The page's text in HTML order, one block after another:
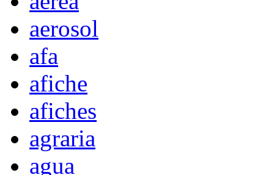
aerosol
afa
afiche
afiches
agraria
agua